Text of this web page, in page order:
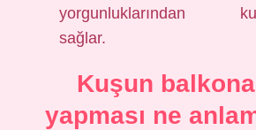
yorgunluklarından
sağlar.
Kuşun
yapması ne